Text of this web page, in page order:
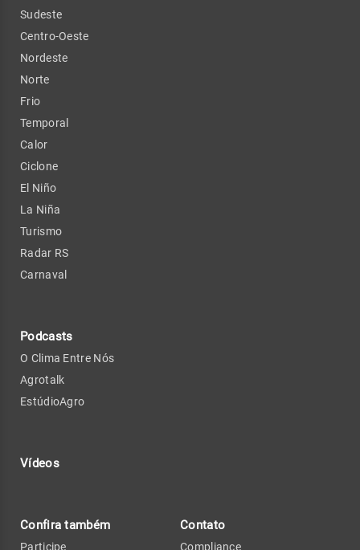
Sudeste
Centro-Oeste
Nordeste
Norte
Frio
Temporal
Calor
Ciclone
El Niño
La Niña
Turismo
Radar RS
Carnaval
Podcasts
O Clima Entre Nós
Agrotalk
EstúdioAgro
Vídeos
Confira também
Participe
Contato
Compliance